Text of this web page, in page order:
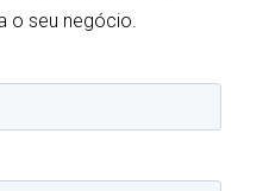
o seu negócio.